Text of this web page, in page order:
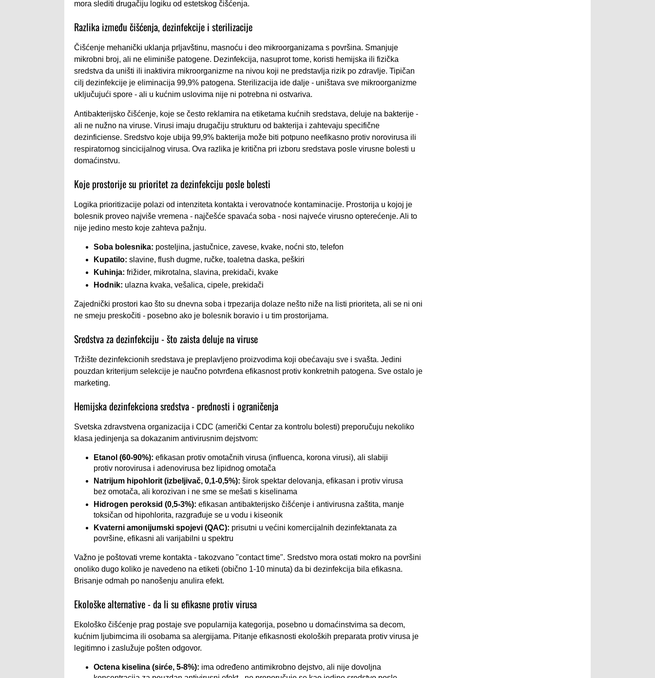
mora slediti drugačiju logiku od estetskog čišćenja.
Razlika između čišćenja, dezinfekcije i sterilizacije
Čišćenje mehanički uklanja prljavštinu, masnoću i deo mikroorganizama s površina. Smanjuje
mikrobni broj, ali ne eliminiše patogene. Dezinfekcija, nasuprot tome, koristi hemijska ili fizička
sredstva da uništi ili inaktivira mikroorganizme na nivou koji ne predstavlja rizik po zdravlje. Tipičan
cilj dezinfekcije je eliminacija 99,9% patogena. Sterilizacija ide dalje - uništava sve mikroorganizme
uključujući spore - ali u kućnim uslovima nije ni potrebna ni ostvariva.
Antibakterijsko čišćenje, koje se često reklamira na etiketama kućnih sredstava, deluje na bakterije -
ali ne nužno na viruse. Virusi imaju drugačiju strukturu od bakterija i zahtevaju specifične
dezinficiense. Sredstvo koje ubija 99,9% bakterija može biti potpuno neefikasno protiv norovirusa ili
respiratornog sincicijalnog virusa. Ova razlika je kritična pri izboru sredstava posle virusne bolesti u
domaćinstvu.
Koje prostorije su prioritet za dezinfekciju posle bolesti
Logika prioritizacije polazi od intenziteta kontakta i verovatnoće kontaminacije. Prostorija u kojoj je
bolesnik proveo najviše vremena - najčešće spavaća soba - nosi najveće virusno opterećenje. Ali to
nije jedino mesto koje zahteva pažnju.
Soba bolesnika: posteljina, jastučnice, zavese, kvake, noćni sto, telefon
Kupatilo: slavine, flush dugme, ručke, toaletna daska, peškiri
Kuhinja: frižider, mikrotalna, slavina, prekidači, kvake
Hodnik: ulazna kvaka, vešalica, cipele, prekidači
Zajednički prostori kao što su dnevna soba i trpezarija dolaze nešto niže na listi prioriteta, ali se ni oni
ne smeju preskočiti - posebno ako je bolesnik boravio i u tim prostorijama.
Sredstva za dezinfekciju - što zaista deluje na viruse
Tržište dezinfekcionih sredstava je preplavljeno proizvodima koji obećavaju sve i svašta. Jedini
pouzdan kriterijum selekcije je naučno potvrđena efikasnost protiv konkretnih patogena. Sve ostalo je
marketing.
Hemijska dezinfekciona sredstva - prednosti i ograničenja
Svetska zdravstvena organizacija i CDC (američki Centar za kontrolu bolesti) preporučuju nekoliko
klasa jedinjenja sa dokazanim antivirusnim dejstvom:
Etanol (60-90%): efikasan protiv omotačnih virusa (influenca, korona virusi), ali slabiji
protiv norovirusa i adenovirusa bez lipidnog omotača
Natrijum hipohlorit (izbeljivač, 0,1-0,5%): širok spektar delovanja, efikasan i protiv virusa
bez omotača, ali korozivan i ne sme se mešati s kiselinama
Hidrogen peroksid (0,5-3%): efikasan antibakterijsko čišćenje i antivirusna zaštita, manje
toksičan od hipohlorita, razgrađuje se u vodu i kiseonik
Kvaterni amonijumski spojevi (QAC): prisutni u većini komercijalnih dezinfektanata za
površine, efikasni ali varijabilni u spektru
Važno je poštovati vreme kontakta - takozvano "contact time". Sredstvo mora ostati mokro na površini
onoliko dugo koliko je navedeno na etiketi (obično 1-10 minuta) da bi dezinfekcija bila efikasna.
Brisanje odmah po nanošenju anulira efekt.
Ekološke alternative - da li su efikasne protiv virusa
Ekološko čišćenje prag postaje sve popularnija kategorija, posebno u domaćinstvima sa decom,
kućnim ljubimcima ili osobama sa alergijama. Pitanje efikasnosti ekoloških preparata protiv virusa je
legitimno i zaslužuje pošten odgovor.
Octena kiselina (sirće, 5-8%): ima određeno antimikrobno dejstvo, ali nije dovoljna